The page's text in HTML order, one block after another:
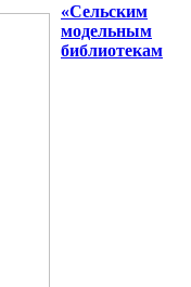
«Сельским
модельным
библиотекам